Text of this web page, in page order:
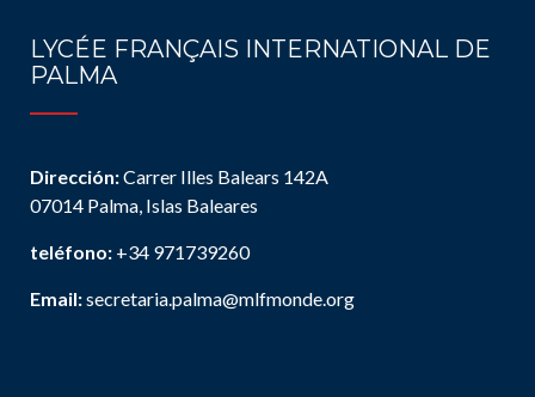
LYCÉE FRANÇAIS INTERNATIONAL DE
PALMA
Dirección:Carrer Illes Balears 142A
07014 Palma, Islas Baleares
teléfono: +34 971739260
Email:secretaria.palma@mlfmonde.org